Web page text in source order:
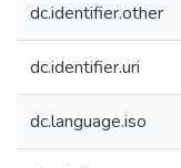
dc.identifier.other
dc.identifier.uri
dc.language.iso